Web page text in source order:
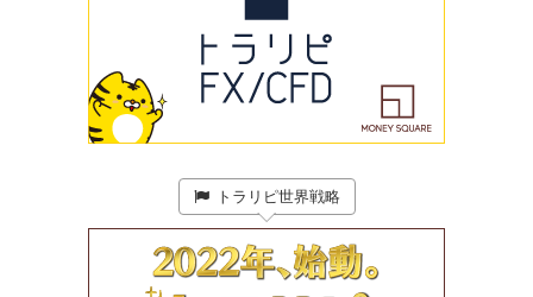
トラリピ世界戦略